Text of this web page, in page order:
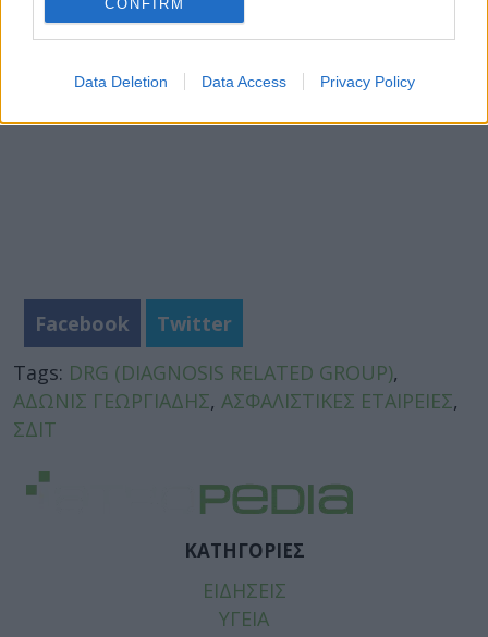
CONFIRM
Data Deletion Data Access Privacy Policy
Facebook
Twitter
Tags: DRG (DIAGNOSIS RELATED GROUP),
ΑΔΩΝΙΣ ΓΕΩΡΓΙΑΔΗΣ, ΑΣΦΑΛΙΣΤΙΚΕΣ ΕΤΑΙΡΕΙΕΣ,
ΣΔΙΤ
ΚΑΤΗΓΟΡΙΕΣ
ΕΙΔΗΣΕΙΣ
ΥΓΕΙΑ